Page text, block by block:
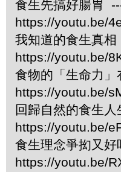
食生先搞好腸胃
https://youtu.be/
我知道的食生真
https://youtu.be/
食物的「生命力
https://youtu.be/
回歸自然的食生
https://youtu.be/
食生理念爭抝又
https://youtu.be/